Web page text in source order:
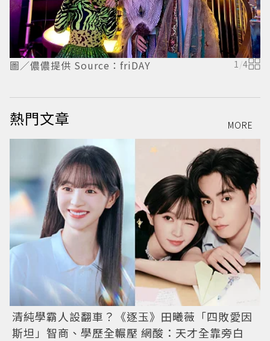
圖／儂儂提供 Source：friDAY 1/4
熱門文章 MORE
清純學霸人設翻車？《逐玉》田曦薇「四敗愛因
斯坦」智商、學歷全輾壓 網酸：天才全靠旁白